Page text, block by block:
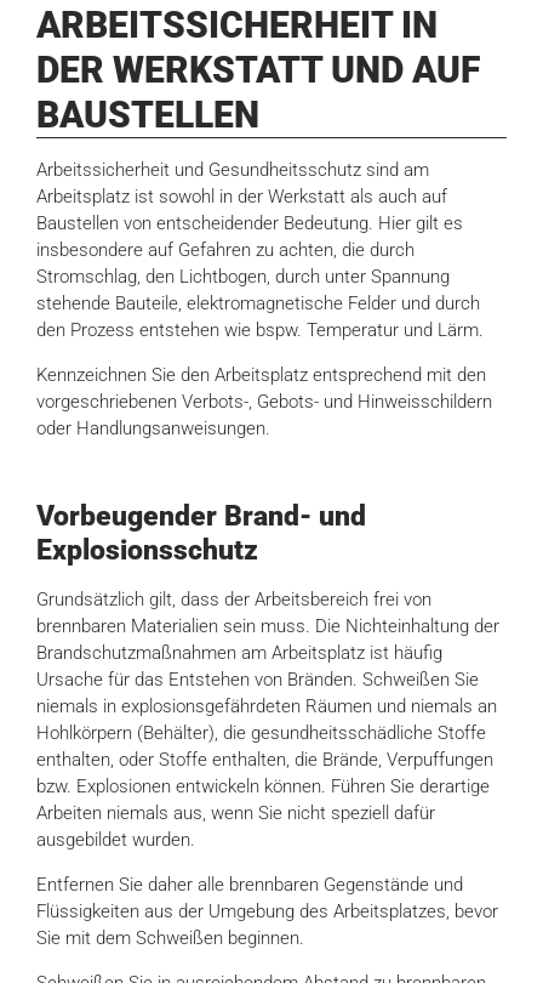
ARBEITSSICHERHEIT IN
DER WERKSTATT UND AUF
BAUSTELLEN
Arbeitssicherheit und Gesundheitsschutz sind am
Arbeitsplatz ist sowohl in der Werkstatt als auch auf
Baustellen von entscheidender Bedeutung. Hier gilt es
insbesondere auf Gefahren zu achten, die durch
Stromschlag, den Lichtbogen, durch unter Spannung
stehende Bauteile, elektromagnetische Felder und durch
den Prozess entstehen wie bspw. Temperatur und Lärm.
Kennzeichnen Sie den Arbeitsplatz entsprechend mit den
vorgeschriebenen Verbots-, Gebots- und Hinweisschildern
oder Handlungsanweisungen.
Vorbeugender Brand- und
Explosionsschutz
Grundsätzlich gilt, dass der Arbeitsbereich frei von
brennbaren Materialien sein muss. Die Nichteinhaltung der
Brandschutzmaßnahmen am Arbeitsplatz ist häufig
Ursache für das Entstehen von Bränden. Schweißen Sie
niemals in explosionsgefährdeten Räumen und niemals an
Hohlkörpern (Behälter), die gesundheitsschädliche Stoffe
enthalten, oder Stoffe enthalten, die Brände, Verpuffungen
bzw. Explosionen entwickeln können. Führen Sie derartige
Arbeiten niemals aus, wenn Sie nicht speziell dafür
ausgebildet wurden.
Entfernen Sie daher alle brennbaren Gegenstände und
Flüssigkeiten aus der Umgebung des Arbeitsplatzes, bevor
Sie mit dem Schweißen beginnen.